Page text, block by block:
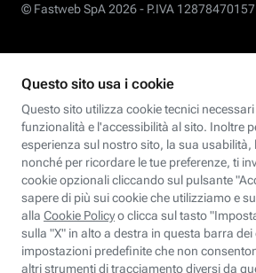
© Fastweb SpA 2026 - P.IVA 12878470157